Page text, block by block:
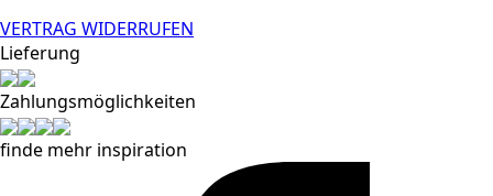
VERTRAG WIDERRUFEN
Lieferung
Zahlungsmöglichkeiten
finde mehr inspiration